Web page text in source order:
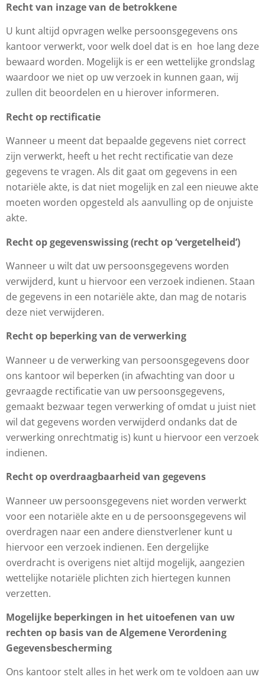
Recht van inzage van de betrokkene
U kunt altijd opvragen welke persoonsgegevens ons
kantoor verwerkt, voor welk doel dat is en hoe lang deze
bewaard worden. Mogelijk is er een wettelijke grondslag
waardoor we niet op uw verzoek in kunnen gaan, wij
zullen dit beoordelen en u hierover informeren.
Recht op rectificatie
Wanneer u meent dat bepaalde gegevens niet correct
zijn verwerkt, heeft u het recht rectificatie van deze
gegevens te vragen. Als dit gaat om gegevens in een
notariële akte, is dat niet mogelijk en zal een nieuwe akte
moeten worden opgesteld als aanvulling op de onjuiste
akte.
Recht op gegevenswissing (recht op ‘vergetelheid’)
Wanneer u wilt dat uw persoonsgegevens worden
verwijderd, kunt u hiervoor een verzoek indienen. Staan
de gegevens in een notariële akte, dan mag de notaris
deze niet verwijderen.
Recht op beperking van de verwerking
Wanneer u de verwerking van persoonsgegevens door
ons kantoor wil beperken (in afwachting van door u
gevraagde rectificatie van uw persoonsgegevens,
gemaakt bezwaar tegen verwerking of omdat u juist niet
wil dat gegevens worden verwijderd ondanks dat de
verwerking onrechtmatig is) kunt u hiervoor een verzoek
indienen.
Recht op overdraagbaarheid van gegevens
Wanneer uw persoonsgegevens niet worden verwerkt
voor een notariële akte en u de persoonsgegevens wil
overdragen naar een andere dienstverlener kunt u
hiervoor een verzoek indienen. Een dergelijke
overdracht is overigens niet altijd mogelijk, aangezien
wettelijke notariële plichten zich hiertegen kunnen
verzetten.
Mogelijke beperkingen in het uitoefenen van uw
rechten op basis van de Algemene Verordening
Gegevensbescherming
Ons kantoor stelt alles in het werk om te voldoen aan uw